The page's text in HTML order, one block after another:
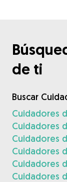
de ti
Buscar
Cuidadores
Cuidadores
Cuidadores
Cuidadores
Cuidadores
Cuidadores